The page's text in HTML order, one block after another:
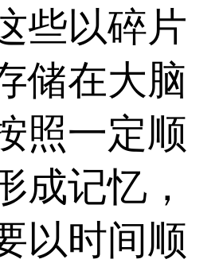
些以碎片
储在大脑
照一定顺
成记忆，
以时间顺